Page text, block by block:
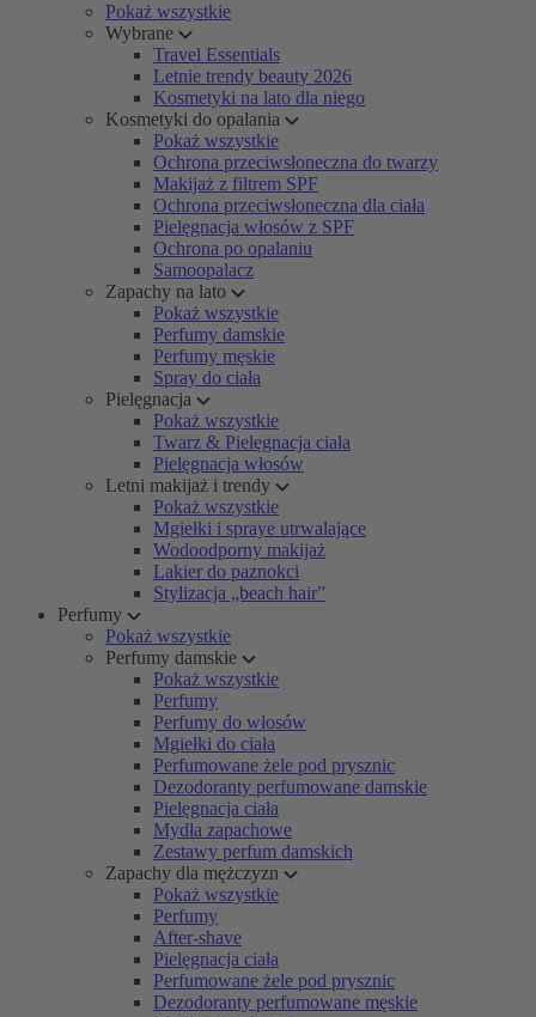
Pokaż wszystkie
Wybrane
Travel Essentials
Letnie trendy beauty 2026
Kosmetyki na lato dla niego
Kosmetyki do opalania
Pokaż wszystkie
Ochrona przeciwsłoneczna do twarzy
Makijaż z filtrem SPF
Ochrona przeciwsłoneczna dla ciała
Pielęgnacja włosów z SPF
Ochrona po opalaniu
Samoopalacz
Zapachy na lato
Pokaż wszystkie
Perfumy damskie
Perfumy męskie
Spray do ciała
Pielęgnacja
Pokaż wszystkie
Twarz & Pielęgnacja ciała
Pielęgnacja włosów
Letni makijaż i trendy
Pokaż wszystkie
Mgiełki i spraye utrwalające
Wodoodporny makijaż
Lakier do paznokci
Stylizacja „beach hair”
Perfumy
Pokaż wszystkie
Perfumy damskie
Pokaż wszystkie
Perfumy
Perfumy do włosów
Mgiełki do ciała
Perfumowane żele pod prysznic
Dezodoranty perfumowane damskie
Pielęgnacja ciała
Mydła zapachowe
Zestawy perfum damskich
Zapachy dla mężczyzn
Pokaż wszystkie
Perfumy
After-shave
Pielęgnacja ciała
Perfumowane żele pod prysznic
Dezodoranty perfumowane męskie